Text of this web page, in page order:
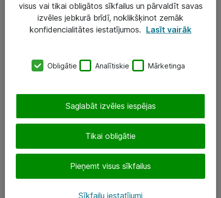
Risinājumi & Pakalpojumi
IT serviss un atbalsts
Darba vietu IT risinājumi
+(371) 67 81 90 50
eShop@atea.lv
visus vai tikai obligātos sīkfailus un pārvaldīt savas
izvēles jebkurā brīdī, noklikšķinot zemāk
konfidencialitātes iestatījumos. Lasīt vairāk
Obligātie Analītiskie Mārketinga
Tikai obligātie
Pieņemt visus sīkfailus
Saglabāt izvēles iespējas
Sīkfailu iestatījumi